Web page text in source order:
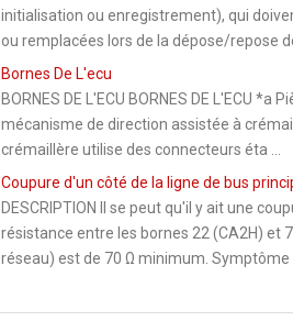
initialisation ou enregistrement), qui
ou remplacées lors de la dépose/repose
Bornes De L'ecu
BORNES DE L'ECU BORNES DE L'ECU
mécanisme de direction assistée à
crémaillère utilise des connecteurs éta ...
Coupure d'un côté de la ligne de bus
DESCRIPTION Il se peut qu'il y ait une
résistance entre les bornes 22 (CA2H) et
réseau) est de 70 Ω minimum. Symptôme